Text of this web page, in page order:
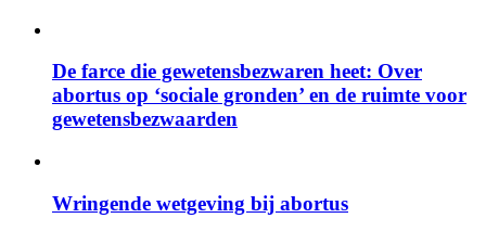
De farce die gewetensbezwaren heet: Over
abortus op ‘sociale gronden’ en de ruimte voor
gewetensbezwaarden
Wringende wetgeving bij abortus